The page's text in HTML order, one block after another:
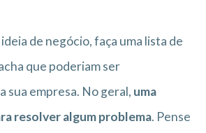
de negócio, faça uma lista de
que poderiam ser
sua empresa. No geral, uma
resolver algum problema. Pense